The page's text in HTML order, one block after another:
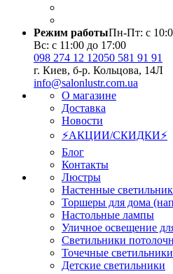
Режим работыПн-Пт: с
Вс: с 11:00 до 17:00
098 274 12 12050 581 91 91
г. Киев, б-р. Кольцова, 14Л
info@salonlustr.com.ua
О магазине
Доставка
Новости
⚡АКЦИИ/СКИДКИ⚡
Блог
Контакты
Люстры
Настенные
Торшеры для дома
Настольные лампы
Уличное освещение
Светильники
Точечные светильники
Детские светильники